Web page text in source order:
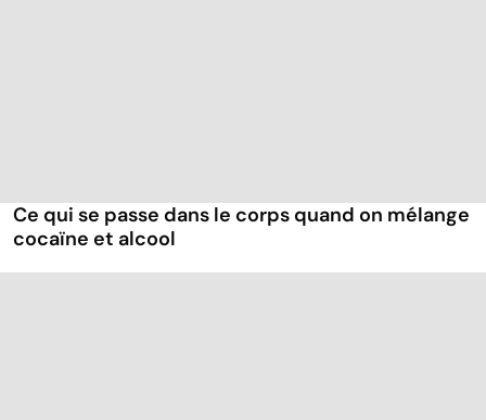
Ce qui se passe dans le corps quand on mélange
cocaïne et alcool